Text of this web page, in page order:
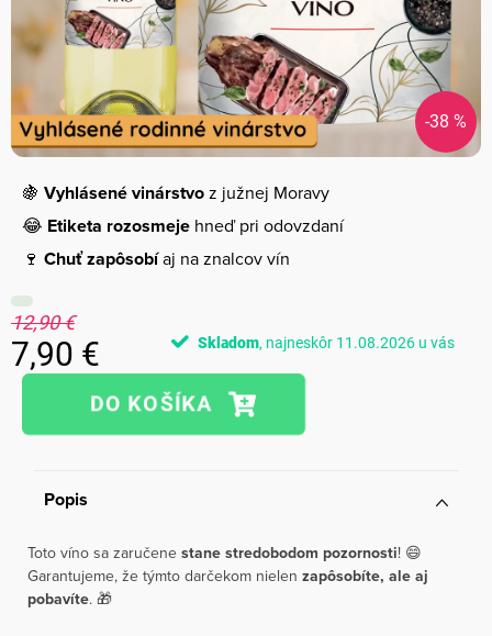
-38 %
🍇 Vyhlásené vinárstvoz južnej Moravy
😂 Etiketa rozosmeje hneď pri odovzdaní
🍷 Chuť zapôsobíaj na znalcov vín
12,90 €
7,90 €
Jednotková
Skladom 11.08.2026
Popis
Toto víno sa zaručene stane stredobodom pozornosti! 😄
Garantujeme, že týmto darčekom nielen zapôsobíte, ale aj
pobavíte. 🎁